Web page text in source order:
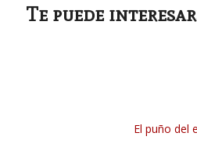
Te puede
El puño del